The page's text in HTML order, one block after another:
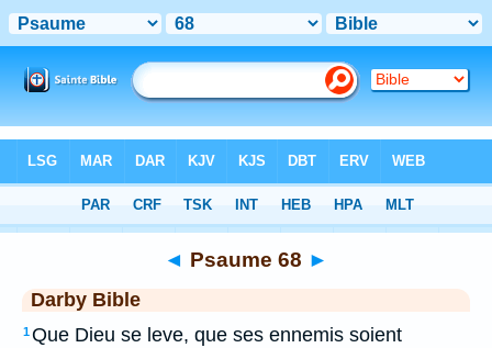
> Psaume 68
◄ Psaume 68 ►
Darby Bible
1Que Dieu se leve, que ses ennemis soient